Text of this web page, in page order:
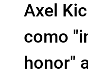
Axel
como
honor"